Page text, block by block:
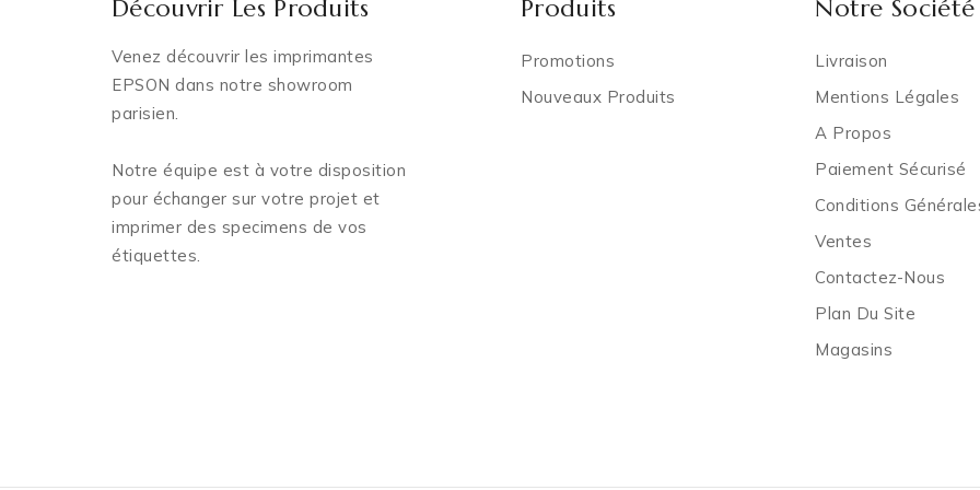
Découvrir Les Produits
Venez découvrir les imprimantes
EPSON dans notre showroom
parisien.
Notre équipe est à votre disposition
pour échanger sur votre projet et
imprimer des specimens de vos
étiquettes.
Produits
Promotions
Nouveaux Produits
Notre Société
Livraison
Mentions Légales
A Propos
Paiement Sécurisé
Conditions
Ventes
Contactez-Nous
Plan Du Site
Magasins